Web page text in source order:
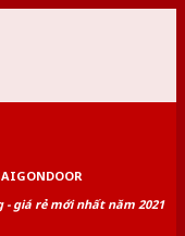
giá rẻ mới nhất năm 2021